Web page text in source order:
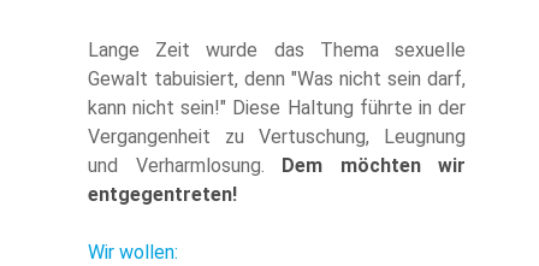
Lange Zeit wurde das Thema sexuelle
Gewalt tabuisiert, denn "Was nicht sein darf,
kann nicht sein!" Diese Haltung führte in der
Vergangenheit zu Vertuschung, Leugnung
und Verharmlosung.
Dem möchten wir
entgegentreten!
Wir wollen: